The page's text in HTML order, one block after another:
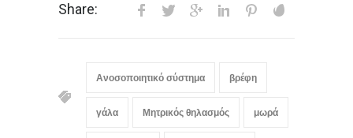
Share:
Ανοσοποιητικό σύστημα βρέφη
γάλα Μητρικός θηλασμός μωρά